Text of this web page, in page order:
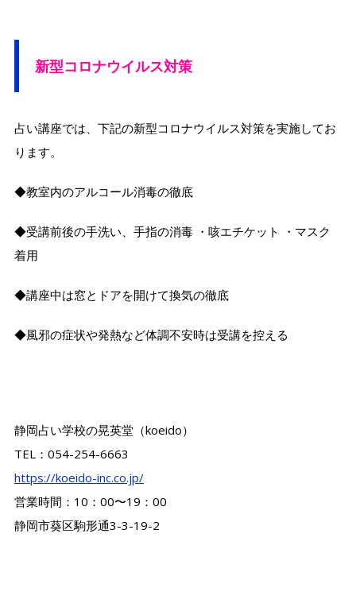
新型コロナウイルス対策
占い講座では、下記の新型コロナウイルス対策を実施してお
ります。
◆教室内のアルコール消毒の徹底
◆受講前後の手洗い、手指の消毒 ・咳エチケット ・マスク
着用
◆講座中は窓とドアを開けて換気の徹底
◆風邪の症状や発熱など体調不安時は受講を控える
静岡占い学校の晃英堂（koeido）
TEL：054-254-6663
https://koeido-inc.co.jp/
営業時間：10：00〜19：00
静岡市葵区駒形通3-3-19-2